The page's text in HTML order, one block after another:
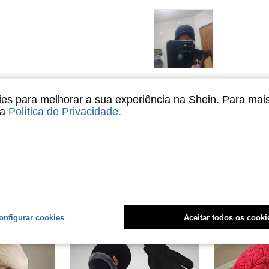
para melhorar a sua experiência na Shein. Para
Política de Privacidade.
cookies Aceitar todos os